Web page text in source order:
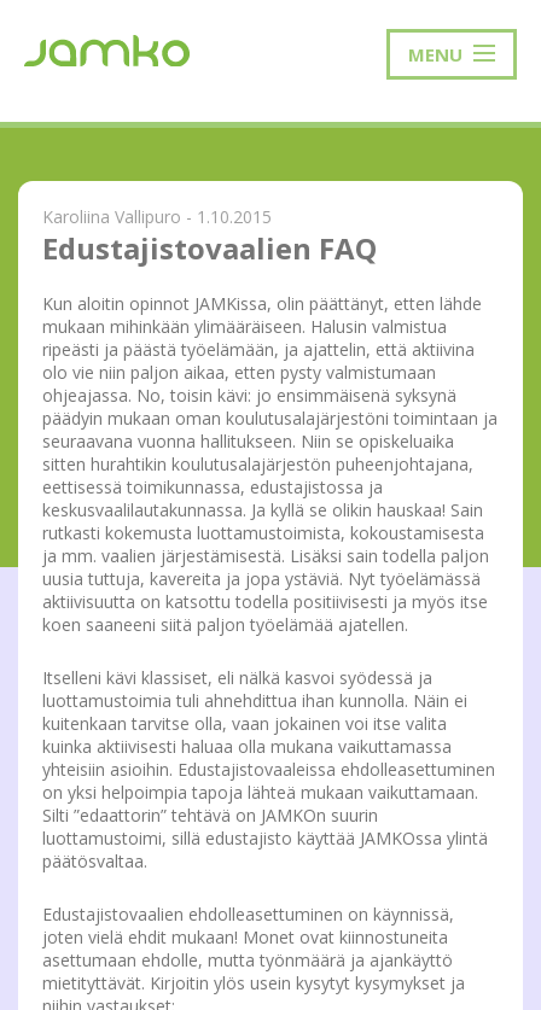
MENU
Karoliina Vallipuro - 1.10.2015
Edustajistovaalien FAQ
Kun aloitin opinnot JAMKissa, olin päättänyt, etten lähde
mukaan mihinkään ylimääräiseen. Halusin valmistua
ripeästi ja päästä työelämään, ja ajattelin, että aktiivina
olo vie niin paljon aikaa, etten pysty valmistumaan
ohjeajassa. No, toisin kävi: jo ensimmäisenä syksynä
päädyin mukaan oman koulutusalajärjestöni toimintaan ja
seuraavana vuonna hallitukseen. Niin se opiskeluaika
sitten hurahtikin koulutusalajärjestön puheenjohtajana,
eettisessä toimikunnassa, edustajistossa ja
keskusvaalilautakunnassa. Ja kyllä se olikin hauskaa! Sain
rutkasti kokemusta luottamustoimista, kokoustamisesta
ja mm. vaalien järjestämisestä. Lisäksi sain todella paljon
uusia tuttuja, kavereita ja jopa ystäviä. Nyt työelämässä
aktiivisuutta on katsottu todella positiivisesti ja myös itse
koen saaneeni siitä paljon työelämää ajatellen.
Itselleni kävi klassiset, eli nälkä kasvoi syödessä ja
luottamustoimia tuli ahnehdittua ihan kunnolla. Näin ei
kuitenkaan tarvitse olla, vaan jokainen voi itse valita
kuinka aktiivisesti haluaa olla mukana vaikuttamassa
yhteisiin asioihin. Edustajistovaaleissa ehdolleasettuminen
on yksi helpoimpia tapoja lähteä mukaan vaikuttamaan.
Silti ”edaattorin” tehtävä on JAMKOn suurin
luottamustoimi, sillä edustajisto käyttää JAMKOssa ylintä
päätösvaltaa.
Edustajistovaalien ehdolleasettuminen on käynnissä,
joten vielä ehdit mukaan! Monet ovat kiinnostuneita
asettumaan ehdolle, mutta työnmäärä ja ajankäyttö
mietityttävät. Kirjoitin ylös usein kysytyt kysymykset ja